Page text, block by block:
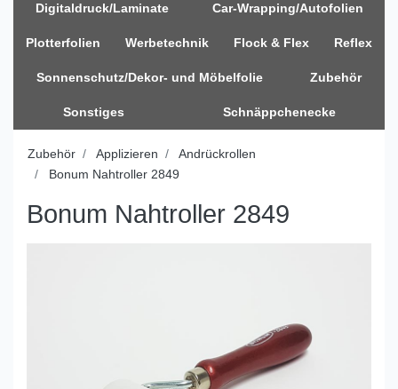
Digitaldruck/Laminate Car-Wrapping/Autofolien
Plotterfolien Werbetechnik Flock & Flex Reflex
Sonnenschutz/Dekor- und Möbelfolie Zubehör
Sonstiges Schnäppchenecke
Zubehör Applizieren
Andrückrollen
Bonum Nahtroller 2849
Bonum Nahtroller 2849